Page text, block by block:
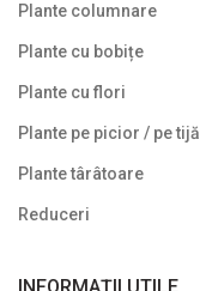
Plante columnare
Plante cu bobițe
Plante cu flori
Plante pe picior / pe tijă
Plante târâtoare
Reduceri